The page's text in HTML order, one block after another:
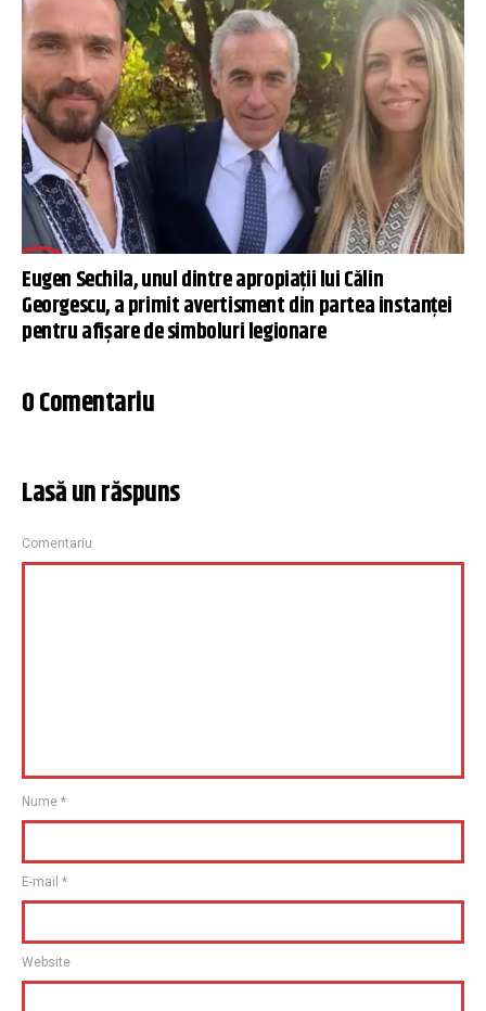
Eugen Sechila, unul dintre apropiații lui Călin
Georgescu, a primit avertisment din partea instanței
pentru afișare de simboluri legionare
0 Comentariu
Lasă un răspuns
Comentariu
Nume *
E-mail *
Website